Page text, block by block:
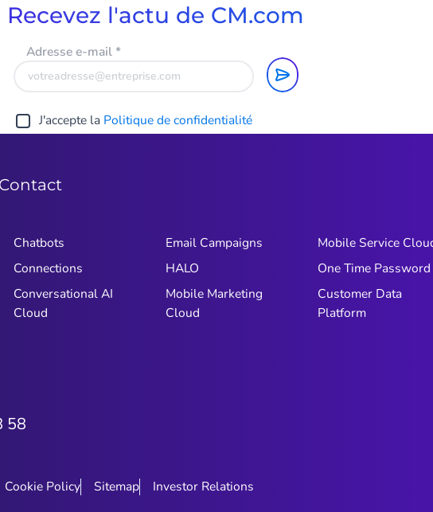
Recevez l'actu de CM.com
Adresse e-mail*
J'accepte la Politique de confidentialité
Contact
Chatbots
Connections
Conversational AI
Cloud
Email Campaigns
HALO
Mobile Marketing
Cloud
Mobile Service
One Time Password
Customer Data
Platform
58
Cookie Policy Sitemap Investor Relations